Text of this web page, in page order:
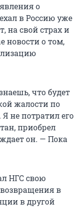
о
в Россию уже
на свой страх и
новости о том,
что будет
жалости по
не потратил его
приобрел
он. — Пока
НГС свою
в
в другой